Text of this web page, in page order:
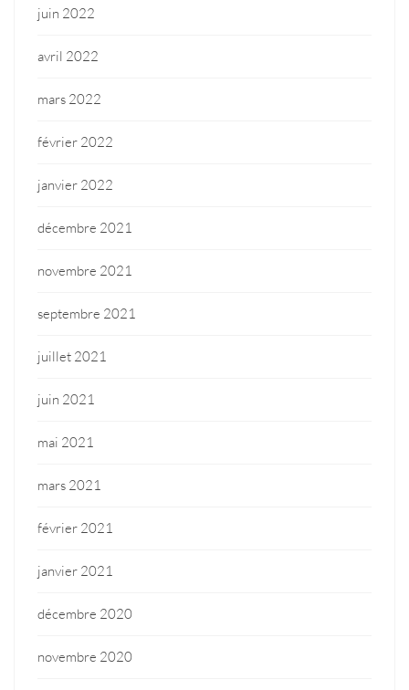
juin 2022
avril 2022
mars 2022
février 2022
janvier 2022
décembre 2021
novembre 2021
septembre 2021
juillet 2021
juin 2021
mai 2021
mars 2021
février 2021
janvier 2021
décembre 2020
novembre 2020